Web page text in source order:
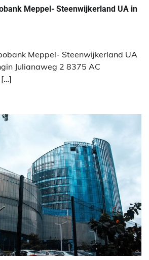
Meppel- Steenwijkerland UA in
Meppel- Steenwijkerland UA
Julianaweg 2 8375 AC
[…]